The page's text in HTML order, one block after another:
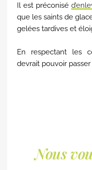
Il est préconisé
que les saints de
gelées tardives et
En respectant les
devrait pouvoir passer
Nous